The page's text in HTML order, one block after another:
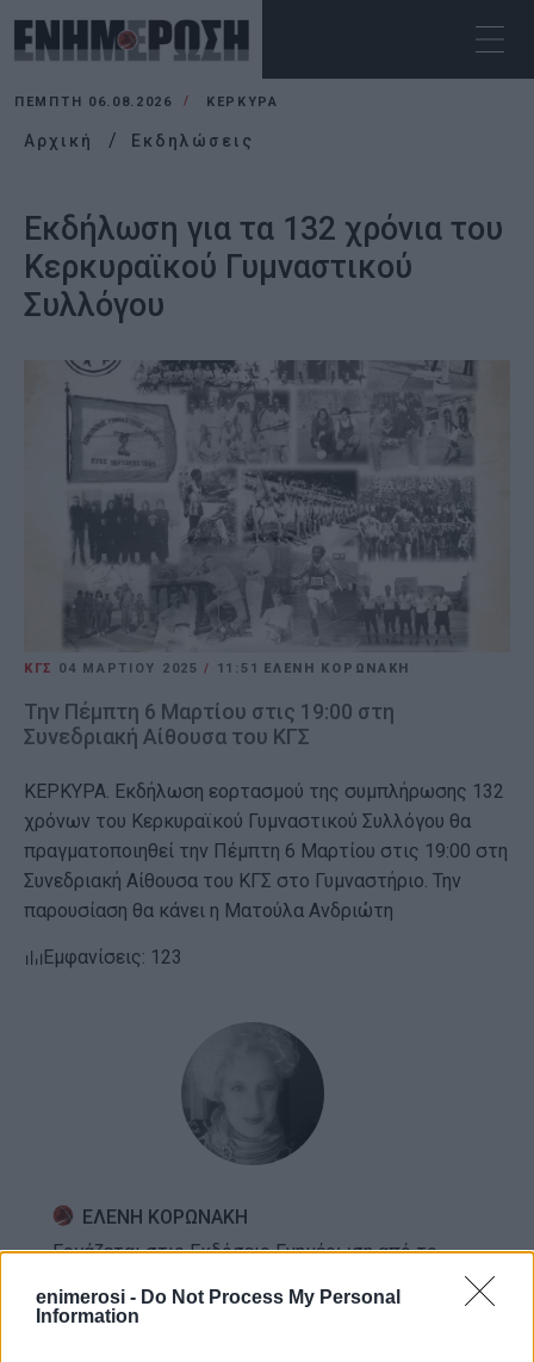
enimerosi - Do Not Process My Personal
Information
ΠΈΜΠΤΗ 06.08.2026 ΚΕΡΚΥΡΑ
Αρχική Εκδηλώσεις
Εκδήλωση για τα 132 χρόνια του
Κερκυραϊκού Γυμναστικού
Συλλόγου
ΚΓΣ 04 ΜΑΡΤΊΟΥ 2025/ 11:51 ΕΛΕΝΗ ΚΟΡΩΝΑΚΗ
Την Πέμπτη 6 Μαρτίου στις 19:00 στη
Συνεδριακή Αίθουσα του ΚΓΣ
ΚΕΡΚΥΡΑ. Εκδήλωση εορτασμού της συμπλήρωσης 132
χρόνων του Κερκυραϊκού Γυμναστικού Συλλόγου θα
πραγματοποιηθεί την Πέμπτη 6 Μαρτίου στις 19:00 στη
Συνεδριακή Αίθουσα του ΚΓΣ στο Γυμναστήριο. Την
παρουσίαση θα κάνει η Ματούλα Ανδριώτη
Εμφανίσεις: 123
ΕΛΕΝΗ ΚΟΡΩΝΑΚΗ
Εργάζεται στις Εκδόσεις Ενημέρωση από το
1990 σε θέσεις υψηλής ευθύνης. Ειδικεύεται στις
δημόσιες σχέσεις, το ελεύθερο και το